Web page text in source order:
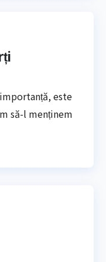
este
să-l menținem